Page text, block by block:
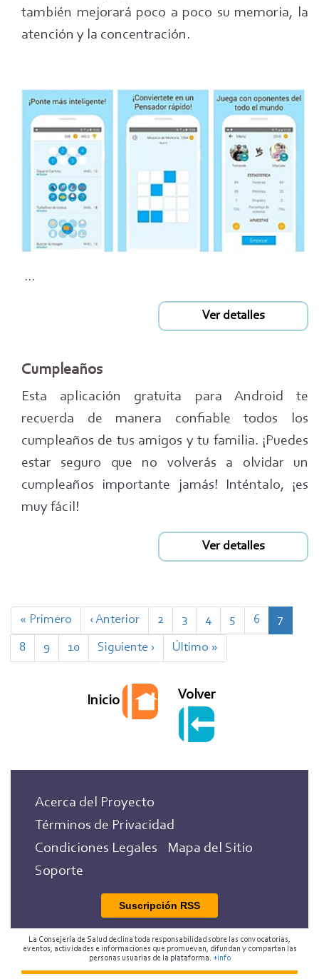
también mejorará poco a poco su memoria, la
atención y la concentración.
...
Ver detalles
Cumpleaños
Esta aplicación gratuita para Android te
recuerda de manera confiable todos los
cumpleaños de tus amigos y tu familia. ¡Puedes
estar seguro que no volverás a olvidar un
cumpleaños importante jamás! Inténtalo, ¡es
muy fácil!
Ver detalles
Paginación
Primera
página
« Primero
Página
anterior
‹ Anterior Page
2 Page
3 Page
4 Page
5 Page
6
Página
actual
7
Page
8 Page
9 Page
10
Siguiente
página
Siguiente ›
Última
página
Último »
Inicio Volver
Acerca del Proyecto
Términos de Privacidad
Condiciones Legales
Mapa del Sitio
Soporte
Suscripción RSS
La Consejería de Salud declina toda responsabilidad sobre las convocatorias,
eventos, actividades e informaciones que promuevan, difundan y compartan las
personas usuarias de la plataforma. +info